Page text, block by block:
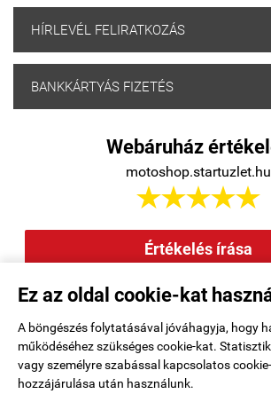
Ez az oldal cookie-kat
A böngészés folytatásával jóváhagyja, hogy
működéséhez szükséges cookie-kat.
vagy személyre szabással kapcsolatos
hozzájárulása után használunk.
HÍRLEVÉL FELIRATKOZÁS
BANKKÁRTYÁS FIZETÉS
Webáruház
motoshop.startuzlet.hu

Értékelés írása
Rendelési feltételek|Elérhetőségek|Kosár
Oldaltérkép|